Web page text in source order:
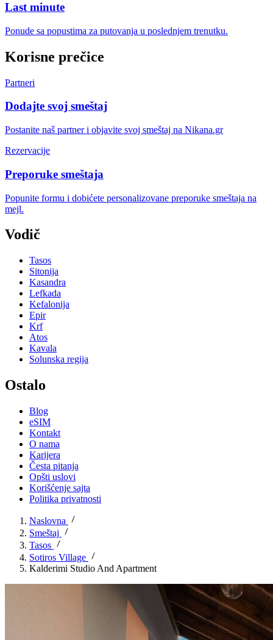
Last minute
Ponude sa popustima za putovanja u poslednjem trenutku.
Korisne prečice
Partneri
Dodajte svoj smeštaj
Postanite naš partner i objavite svoj smeštaj na Nikana.gr
Rezervacije
Preporuke smeštaja
Popunite formu i dobićete personalizovane preporuke smeštaja na
mejl.
Vodič
Tasos
Sitonija
Kasandra
Lefkada
Kefalonija
Epir
Krf
Atos
Kavala
Solunska regija
Ostalo
Blog
eSIM
Kontakt
O nama
Karijera
Česta pitanja
Opšti uslovi
Korišćenje sajta
Politika privatnosti
Naslovna
Smeštaj
Tasos
Sotiros Village
Kalderimi Studio And Apartment